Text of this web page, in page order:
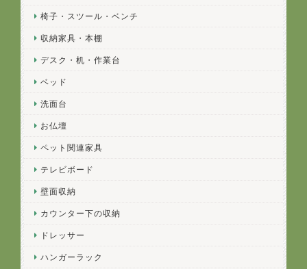
椅子・スツール・ベンチ
収納家具・本棚
デスク・机・作業台
ベッド
洗面台
お仏壇
ペット関連家具
テレビボード
壁面収納
カウンター下の収納
ドレッサー
ハンガーラック